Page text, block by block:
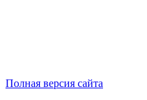
Полная версия сайта